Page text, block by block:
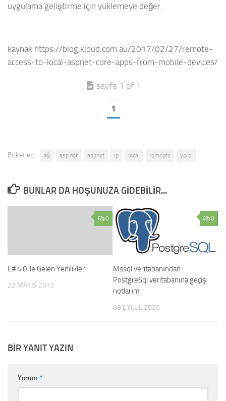
uygulama geliştirme için yüklemeye değer.
kaynak:https://blog.kloud.com.au/2017/02/27/remote-
access-to-local-aspnet-core-apps-from-mobile-devices/
sayfa 1 of 1
1
Etiketler: ağ asp.net aspnet ip local remopte yerel
BUNLAR DA HOŞUNUZA GIDEBILIR...
0
C# 4.0 ile Gelen Yenilikler
22 MAYIS 2012
0
Mssql veritabanından
PostgreSql veritabanına geçiş
notlarım
08 EYLÜL 2020
BIR YANIT YAZIN
Yorum *